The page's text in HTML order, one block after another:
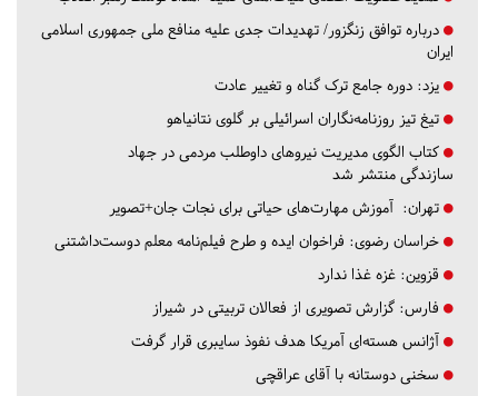
درباره توافق زنگزور/ تهدیدات جدی علیه منافع ملی جمهوری اسلامی
ایران
یزد: دوره جامع ترک گناه و تغییر عادت
تیغ تیز روزنامه‌نگاران اسرائیلی بر گلوی نتانیاهو
کتاب الگوی مدیریت نیروهای داوطلب مردمی در جهاد
سازندگی منتشر شد
تهران: آموزش مهارت‌های حیاتی برای نجات جان+تصویر
خراسان رضوی: فراخوان ایده و طرح فیلم‌نامه معلم دوست‌داشتنی
قزوین: غزه غذا ندارد
فارس: گزارش تصویری از فعالان تربیتی در شیراز
آژانس هسته‌ای آمریکا هدف نفوذ سایبری قرار گرفت
سخنی دوستانه با آقای عراقچی